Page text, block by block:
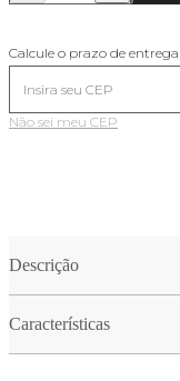
Calcule o prazo de entrega
Não sei meu CEP
Descrição
Características